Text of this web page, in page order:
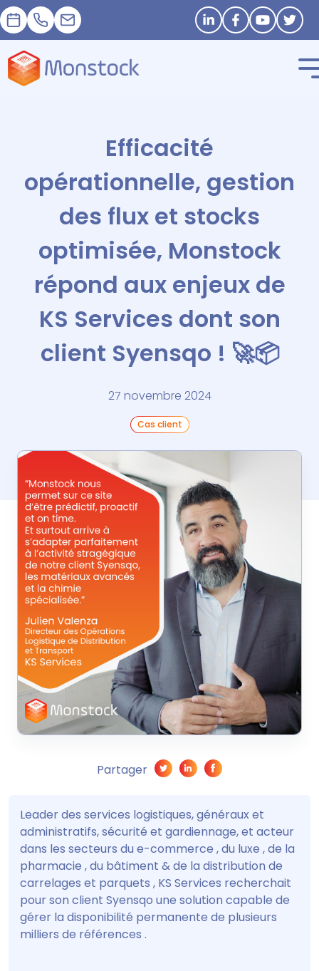
Prendre RDV
+33 1 83 62 25 41
contact@monstock.net Restons connectés
Efficacité
opérationnelle, gestion
des flux et stocks
optimisée, Monstock
répond aux enjeux de
KS Services dont son
client Syensqo ! 🚀📦
27 novembre 2024
Cas client
Partager
Leader des services logistiques, généraux et
administratifs, sécurité et gardiennage, et acteur
dans les secteurs du e-commerce , du luxe , de la
pharmacie , du bâtiment & de la distribution de
carrelages et parquets , KS Services recherchait
pour son client Syensqo une solution capable de
gérer la disponibilité permanente de plusieurs
milliers de références .